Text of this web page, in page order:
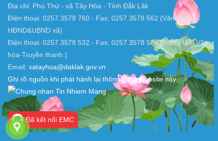
TRANG THÔNG TIN ĐIỆN TỬ XÃ TÂY HOÀ, ĐẮK LẮK
Chịu trách nhiệm nội dung: UBND xã Tây Hòa (Trung tâm Văn
hóa-Truyền thanh )
Địa chỉ: Phú Thứ - xã Tây Hòa - Tỉnh Đắk Lăk
Điện thoại: 0257.3578 760 - Fax: 0257.3578 562 (Văn phòng
HĐND&UBND xã)
Điện thoại: 0257.3578 532 - Fax: 0257.3578 589 (Trung tâm Văn
hóa-Truyền thanh )
Email:xatayhoa@daklak.gov.vn
Ghi rõ nguồn khi phát hành lại thông tin từ website này.